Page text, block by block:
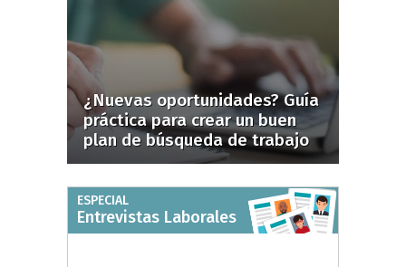
¿Nuevas oportunidades? Guía
práctica para crear un buen
plan de búsqueda de trabajo
ESPECIAL
Entrevistas Laborales